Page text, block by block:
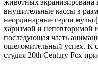
животных экранизирована
внушительные кассы в
неординарные герои
харизмой и неповторимой
последующая часть
ошеломительный успех. К
студия 20th Century Fox